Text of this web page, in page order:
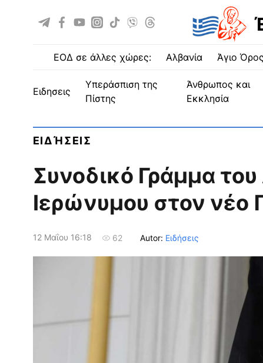
ΕΟΔ σε άλλες χώρες: Αλβανία Άγιο Όρος
ειδησεις
Υπεράσπιση της
Πίστης
Άνθρωπος και
Εκκλησία
ΕΙΔΉΣΕΙΣ
Συνοδικό Γράμμα
Ιερώνυμου στον νέο
12 Μαΐου 16:18 62 Autor: Ειδήσεις